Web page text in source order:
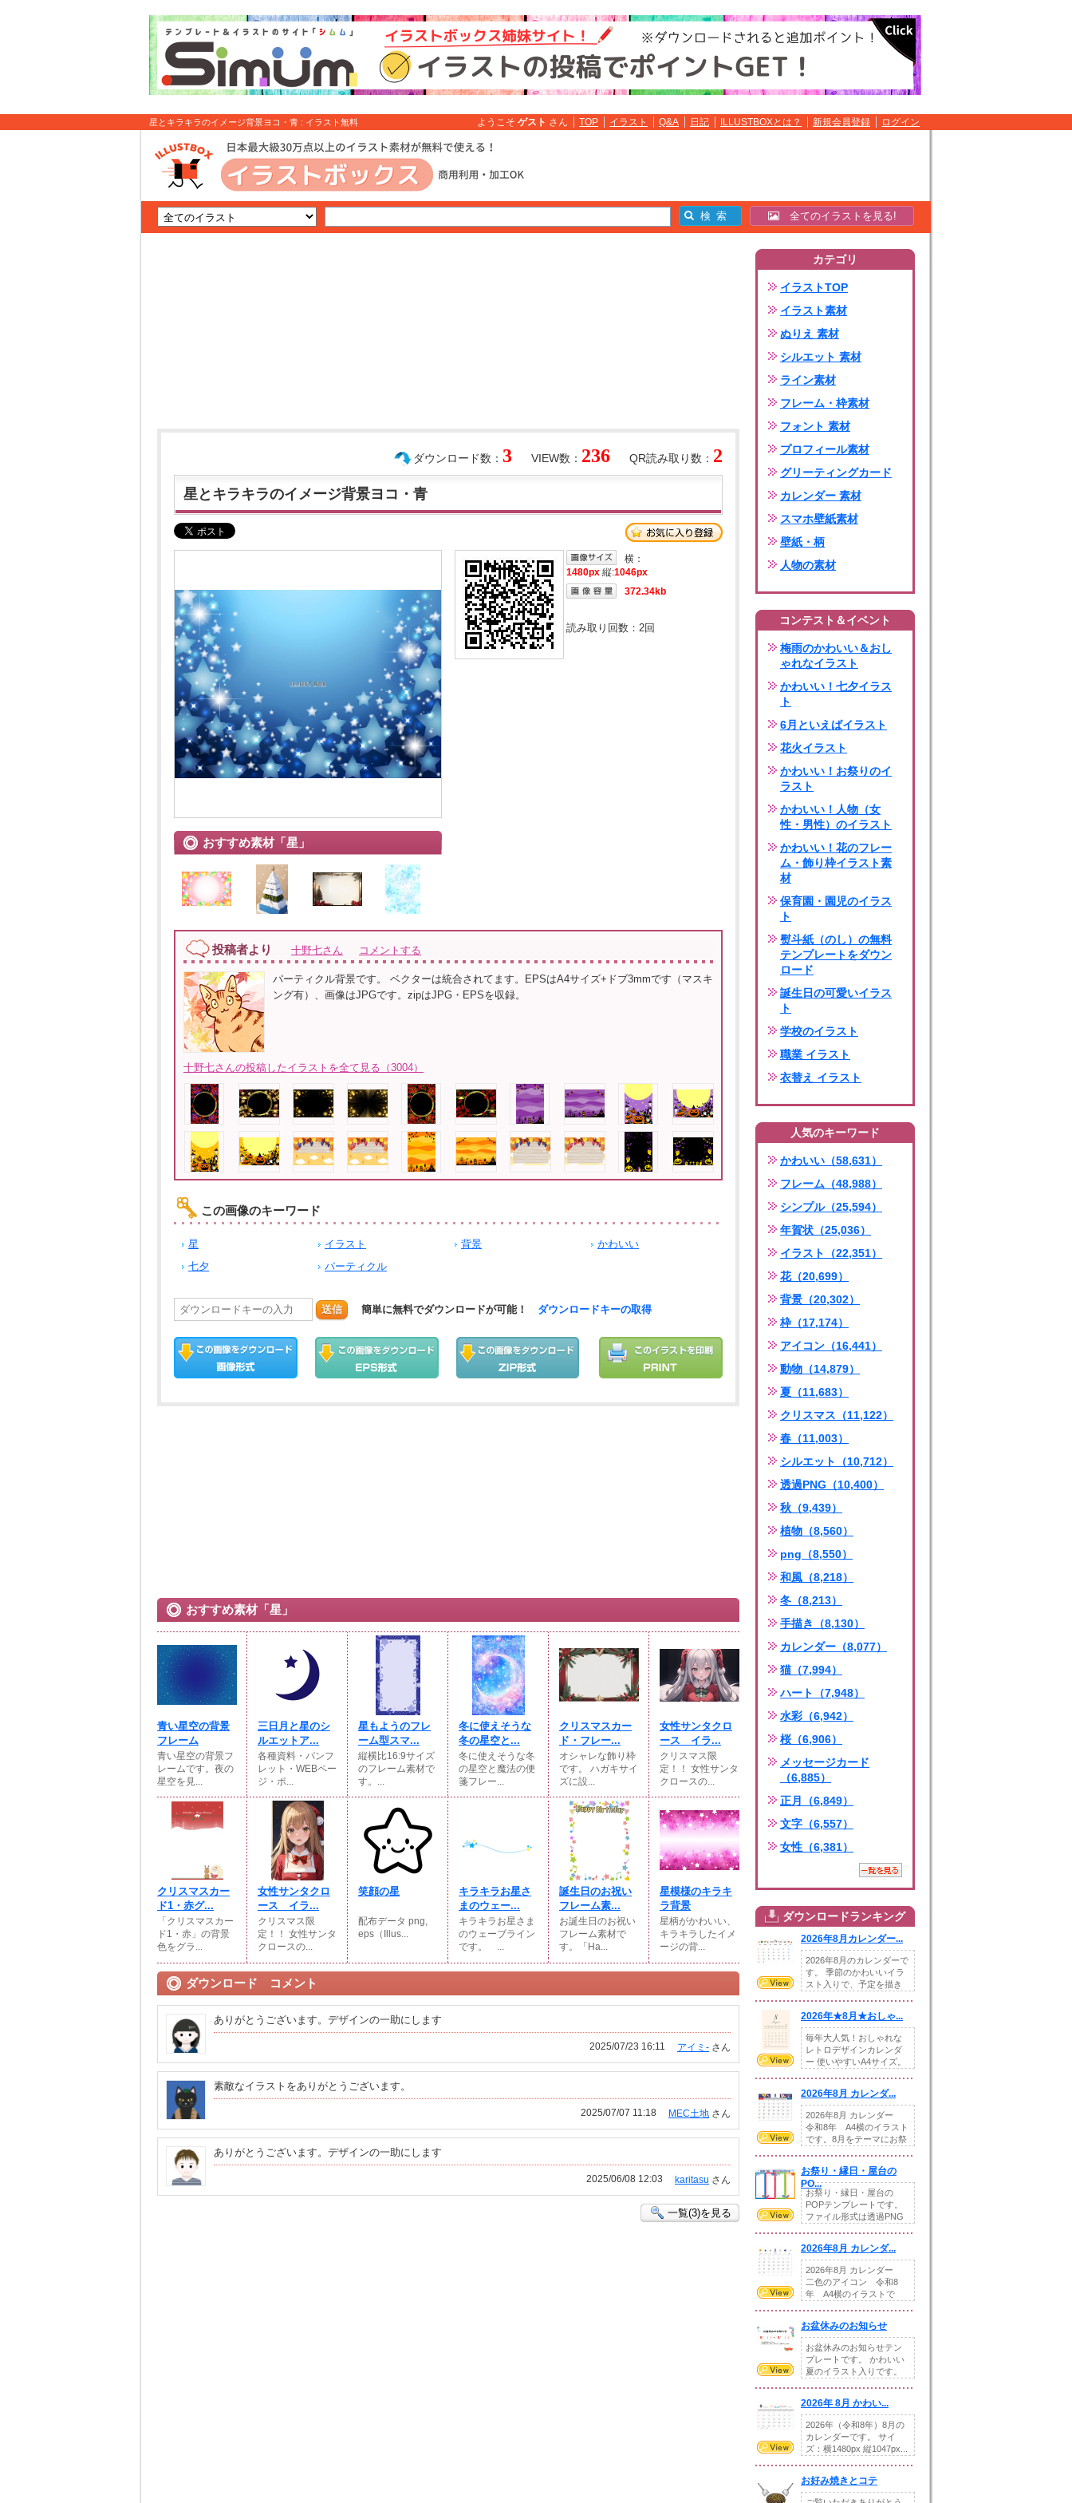
星とキラキラのイメージ背景ヨコ・青 : イラスト無料 ようこそ ゲスト さん TOP イラスト Q&A 日記 ILLUSTBOXとは？ 新規会員登録 ログイン
全てのイラストを見る!
QR読み取り数： 2
VIEW数： 236
ダウンロード数： 3
星とキラキラのイメージ背景ヨコ・青
おすすめ素材「星」
横：
1480px 縦:1046px
372.34kb
読み取り回数： 2回
投稿者より 十野七さん コメントする
パーティクル背景です。 ベクターは統合されてます。EPSはA4サイズ+ドブ3mmです（マスキ
ング有）、画像はJPGです。zipはJPG・EPSを収録。
十野七さんの投稿したイラストを全て見る（3004）
この画像のキーワード
星 イラスト 背景
かわいい
七夕
パーティクル
送信 簡単に無料でダウンロードが可能！ ダウンロードキーの取得
おすすめ素材「星」
青い星空の背景
フレーム
青い星空の背景フ
レームです。夜の
星空を見...
三日月と星のシ
ルエットア...
各種資料・パンフ
レット・WEBペー
ジ・ポ...
星もようのフレ
ーム型スマ...
縦横比16:9サイズ
のフレーム素材で
す。...
冬に使えそうな
冬の星空と...
冬に使えそうな冬
の星空と魔法の便
箋フレー...
クリスマスカー
ド・フレー...
オシャレな飾り枠
です。 ハガキサイ
ズに設...
女性サンタクロ
ース イラ...
クリスマス限
定！！ 女性サンタ
クロースの...
クリスマスカー
ド1・赤グ...
「クリスマスカー
ド1・赤」の背景
色をグラ...
女性サンタクロ
ース イラ...
クリスマス限
定！！ 女性サンタ
クロースの...
笑顔の星
配布データ png,
eps（Illus...
キラキラお星さ
まのウェー...
キラキラお星さま
のウェーブライン
です。 ...
誕生日のお祝い
フレーム素...
お誕生日のお祝い
フレーム素材で
す。「Ha...
星模様のキラキ
ラ背景
星柄がかわいい、
キラキラしたイメ
ージの背...
ダウンロード コメント
ありがとうございます。デザインの一助にします
アイミ- さん
2025/07/23 16:11
素敵なイラストをありがとうございます。
MEC土地 さん
2025/07/07 11:18
ありがとうございます。デザインの一助にします
karitasu さん
2025/06/08 12:03
一覧(3)を見る
カテゴリ
イラストTOP
イラスト素材
ぬりえ 素材
シルエット 素材
ライン素材
フレーム・枠素材
フォント 素材
プロフィール素材
グリーティングカード
カレンダー 素材
スマホ壁紙素材
壁紙・柄
人物の素材
コンテスト＆イベント
梅雨のかわいい＆おし
ゃれなイラスト
かわいい！七夕イラス
ト
6月といえばイラスト
花火イラスト
かわいい！お祭りのイ
ラスト
かわいい！人物（女
性・男性）のイラスト
かわいい！花のフレー
ム・飾り枠イラスト素
材
保育園・園児のイラス
ト
熨斗紙（のし）の無料
テンプレートをダウン
ロード
誕生日の可愛いイラス
ト
学校のイラスト
職業 イラスト
衣替え イラスト
人気のキーワード
かわいい（58,631）
フレーム（48,988）
シンプル（25,594）
年賀状（25,036）
イラスト（22,351）
花（20,699）
背景（20,302）
枠（17,174）
アイコン（16,441）
動物（14,879）
夏（11,683）
クリスマス（11,122）
春（11,003）
シルエット（10,712）
透過PNG（10,400）
秋（9,439）
植物（8,560）
png（8,550）
和風（8,218）
冬（8,213）
手描き（8,130）
カレンダー（8,077）
猫（7,994）
ハート（7,948）
水彩（6,942）
桜（6,906）
メッセージカード
（6,885）
正月（6,849）
文字（6,557）
女性（6,381）
ダウンロードランキング
2026年8月カレンダー...
2026年8月のカレンダーで
す。 季節のかわいいイラ
スト入りで、予定を描き
2026年★8月★おしゃ...
毎年大人気！おしゃれな
レトロデザインカレンダ
ー 使いやすいA4サイズ。
2026年8月 カレンダ...
2026年8月 カレンダー
令和8年 A4横のイラスト
です。8月をテーマにお祭
お祭り・縁日・屋台の
PO...
お祭り・縁日・屋台の
POPテンプレートです。
ファイル形式は透過PNG
2026年8月 カレンダ...
2026年8月 カレンダー
二色のアイコン 令和8
年 A4横のイラストで
お盆休みのお知らせ
お盆休みのお知らせテン
プレートです。 かわいい
夏のイラスト入りです。
2026年 8月 かわい...
2026年（令和8年）8月の
カレンダーです。 サイ
ズ：横1480px 縦1047px...
お好み焼きとコテ